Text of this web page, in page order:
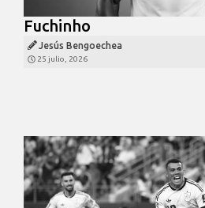
Fuchinho
Jesús Bengoechea
25 julio, 2026